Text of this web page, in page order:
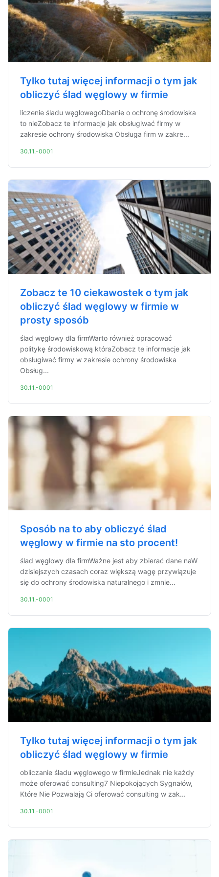
Tylko tutaj więcej informacji o tym jak
obliczyć ślad węglowy w firmie
liczenie śladu węglowegoDbanie o ochronę środowiska
to nieZobacz te informacje jak obsługiwać firmy w
zakresie ochrony środowiska Obsługa firm w zakre...
30.11.-0001
Zobacz te 10 ciekawostek o tym jak
obliczyć ślad węglowy w firmie w
prosty sposób
ślad węglowy dla firmWarto również opracować
politykę środowiskową któraZobacz te informacje jak
obsługiwać firmy w zakresie ochrony środowiska
Obsług...
30.11.-0001
Sposób na to aby obliczyć ślad
węglowy w firmie na sto procent!
ślad węglowy dla firmWażne jest aby zbierać dane naW
dzisiejszych czasach coraz większą wagę przywiązuje
się do ochrony środowiska naturalnego i zmnie...
30.11.-0001
Tylko tutaj więcej informacji o tym jak
obliczyć ślad węglowy w firmie
obliczanie śladu węglowego w firmieJednak nie każdy
może oferować consulting7 Niepokojących Sygnałów,
Które Nie Pozwalają Ci oferować consulting w zak...
30.11.-0001